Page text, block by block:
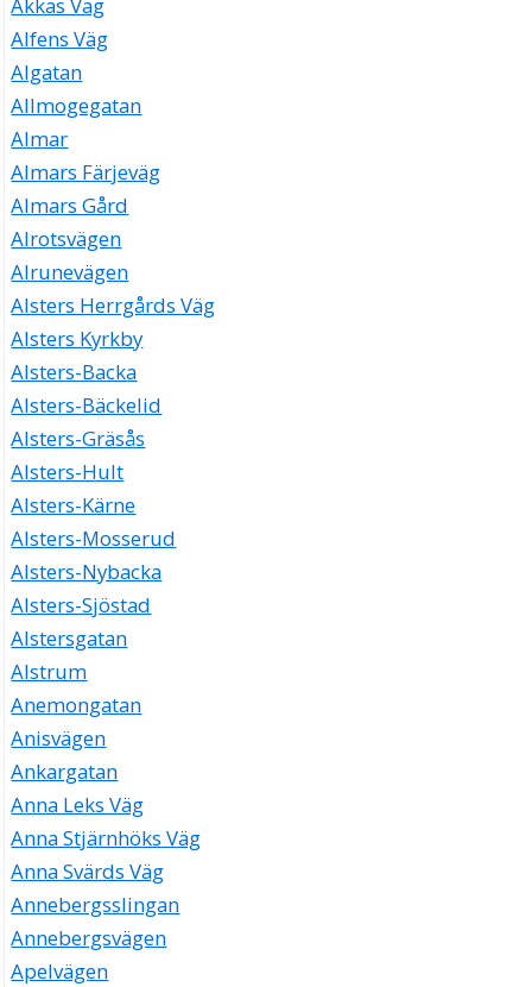
Akkas Väg
Alfens Väg
Algatan
Allmogegatan
Almar
Almars Färjeväg
Almars Gård
Alrotsvägen
Alrunevägen
Alsters Herrgårds Väg
Alsters Kyrkby
Alsters-Backa
Alsters-Bäckelid
Alsters-Gräsås
Alsters-Hult
Alsters-Kärne
Alsters-Mosserud
Alsters-Nybacka
Alsters-Sjöstad
Alstersgatan
Alstrum
Anemongatan
Anisvägen
Ankargatan
Anna Leks Väg
Anna Stjärnhöks Väg
Anna Svärds Väg
Annebergsslingan
Annebergsvägen
Apelvägen